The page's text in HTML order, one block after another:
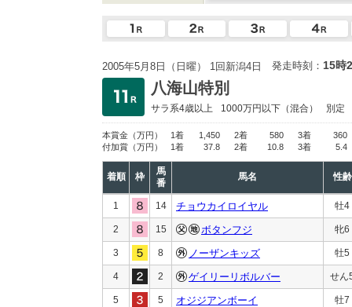
2005年5月8日（日曜） 1回新潟4日 発走時刻： 15時
八海山特別
サラ系4歳以上 1000万円以下 （混合） 別定
本賞金 （万円） 1着 1,450 2着 580 3着
360
付加賞 （万円） 1着 37.8 2着 10.8 3着 5.4
着順 枠
馬
番
馬名 性齢
1 14 チョウカイロイヤル 牡4
2 15 ボタンフジ 牝6
3 8 ノーザンキッズ 牡5
4 2 ゲイリーリボルバー せん
5 5 オジジアンボーイ 牡7